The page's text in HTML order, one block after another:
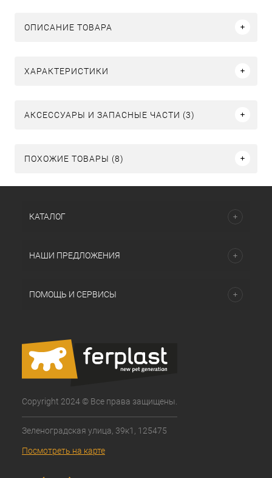
ОПИСАНИЕ ТОВАРА
ХАРАКТЕРИСТИКИ
АКСЕССУАРЫ И ЗАПАСНЫЕ ЧАСТИ (3)
ПОХОЖИЕ ТОВАРЫ (8)
КАТАЛОГ
НАШИ ПРЕДЛОЖЕНИЯ
ПОМОЩЬ И СЕРВИСЫ
Copyright 2024 © Все права защищены.
Зеленоградская улица, 39к1, 125475
Посмотреть на карте